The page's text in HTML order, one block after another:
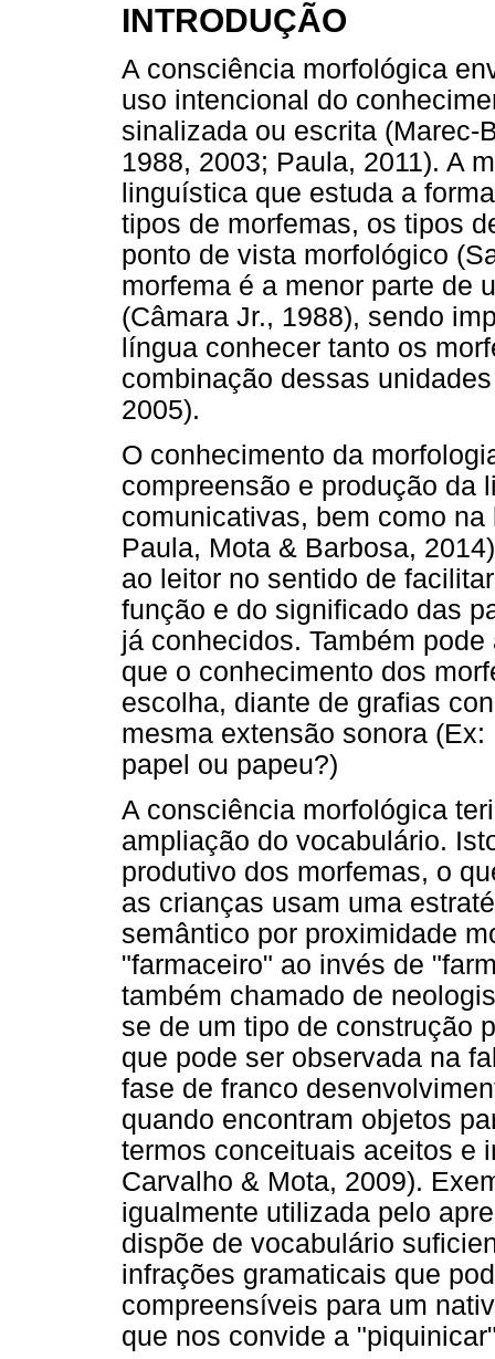
INTRODUÇÃO
A consciência morfológica
uso intencional do
sinalizada ou escrita (Marec-
1988, 2003; Paula, 2011). A
linguística que estuda a
tipos de morfemas, os tipos
ponto de vista morfológico
morfema é a menor parte de
(Câmara Jr., 1988), sendo
língua conhecer tanto os
combinação dessas
2005).
O conhecimento da
compreensão e produção da
comunicativas, bem como
Paula, Mota & Barbosa,
ao leitor no sentido de
função e do significado das
já conhecidos. Também
que o conhecimento dos
escolha, diante de grafias
mesma extensão sonora
papel ou papeu?)
A consciência morfológica
ampliação do vocabulário.
produtivo dos morfemas, o
as crianças usam uma
semântico por proximidade
"farmaceiro" ao invés de
também chamado de
se de um tipo de construção
que pode ser observada na
fase de franco
quando encontram objetos
termos conceituais aceitos e
Carvalho & Mota, 2009).
igualmente utilizada pelo
dispõe de vocabulário
infrações gramaticais que
compreensíveis para um
que nos convide a